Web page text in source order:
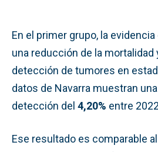
En el primer grupo, la
una reducción de la mortalidad
detección de tumores en
datos de Navarra muestran
detección del 4,20% entre
Ese resultado es comparable